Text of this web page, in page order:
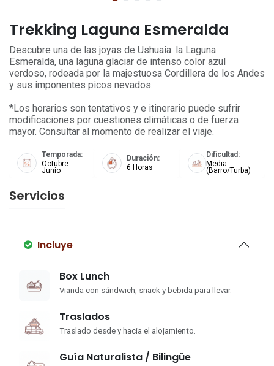
Trekking Laguna Esmeralda
Descubre una de las joyas de Ushuaia: la Laguna
Esmeralda, una laguna glaciar de intenso color azul
verdoso, rodeada por la majestuosa Cordillera de los Andes
y sus imponentes picos nevados.
*Los horarios son tentativos y e itinerario puede sufrir
modificaciones por cuestiones climáticas o de fuerza
mayor. Consultar al momento de realizar el viaje.
Temporada:
Octubre -
Junio
Duración:
6 Horas
Dificultad:
Media
(Barro/Turba)
Servicios
Incluye
Box Lunch
Vianda con sándwich, snack y bebida para llevar.
Traslados
Traslado desde y hacia el alojamiento.
Guía Naturalista / Bilingüe